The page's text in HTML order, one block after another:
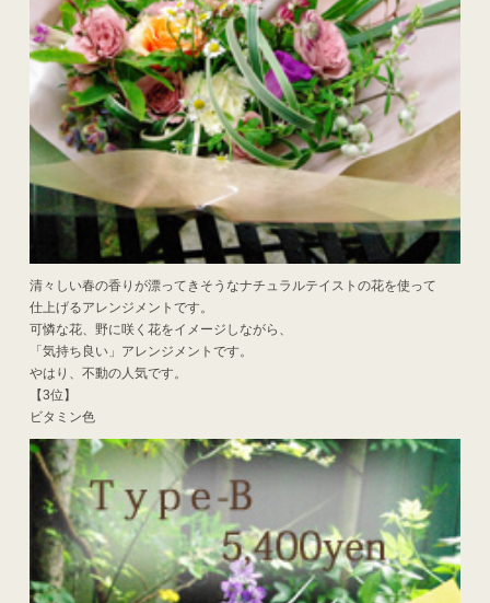
清々しい春の香りが漂ってきそうなナチュラルテイストの花を使って
仕上げるアレンジメントです。
可憐な花、野に咲く花をイメージしながら、
「気持ち良い」アレンジメントです。
やはり、不動の人気です。
【3位】
ビタミン色